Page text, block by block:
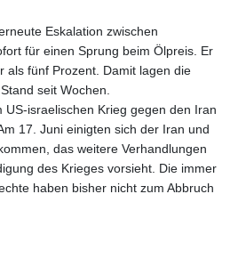
SAR 4.331163
SBD 9.307025
SCR 16.71581
SDG 692.701549
SEK 10.946638
SGD 1.477519
SLE 28.373249
SOS 659.190258
SRD 43.679872
Eskalation zwischen
für einen Sprung beim Ölpreis. Er
als fünf Prozent. Damit lagen die
seit Wochen.
US-israelischen Krieg gegen den Iran
17. Juni einigten sich der Iran und
das weitere Verhandlungen
des Krieges vorsieht. Die immer
haben bisher nicht zum Abbruch